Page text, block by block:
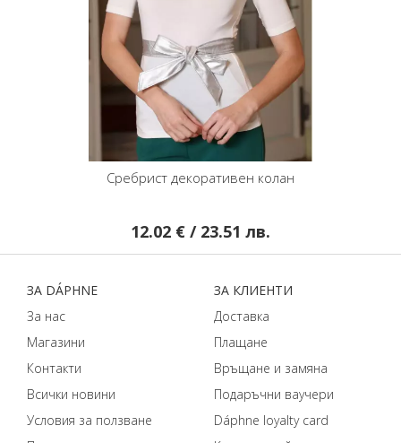
Сребрист декоративен колан
12.02 € / 23.51 лв.
ЗA DÁPHNЕ
За нас
Магазини
Контакти
Всички новини
Условия за ползване
ЗA КЛИЕНТИ
Доставка
Плащане
Връщане и замяна
Подаръчни ваучери
Dáphnе loyalty card